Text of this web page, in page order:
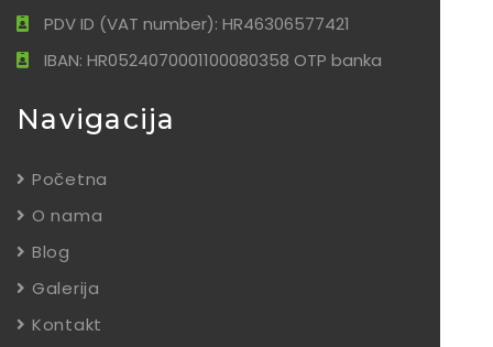
PDV ID (VAT number): HR46306577421
IBAN: HR0524070001100080358 OTP banka
Navigacija
Početna
O nama
Blog
Galerija
Kontakt